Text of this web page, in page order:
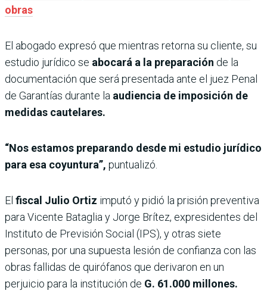
obras
El abogado expresó que mientras retorna su cliente, su
estudio jurídico se abocará a la preparación de la
documentación que será presentada ante el juez Penal
de Garantías durante la audiencia de imposición de
medidas cautelares.
“Nos estamos preparando desde mi estudio jurídico
para esa coyuntura”, puntualizó.
El fiscal Julio Ortiz imputó y pidió la prisión preventiva
para Vicente Bataglia y Jorge Brítez, expresidentes del
Instituto de Previsión Social (IPS), y otras siete
personas, por una supuesta lesión de confianza con las
obras fallidas de quirófanos que derivaron en un
perjuicio para la institución de G. 61.000 millones.